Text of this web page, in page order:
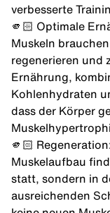
verbesserte
🫵🏻 Optimale
Muskeln
regenerieren und
Ernährung,
Kohlenhydraten
dass der Körper
🫵🏻
Muskelaufbau
statt, sondern in
ausreichenden